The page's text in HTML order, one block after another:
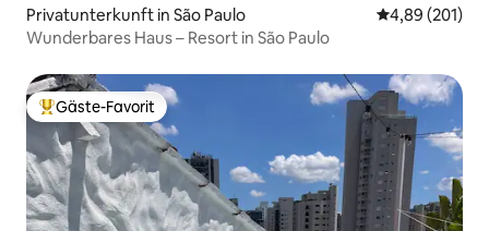
Privatunterkunft in São Paulo
4,89 (201)
Wunderbares Haus – Resort in São Paulo
Beliebter Gäste-Favorit.
Gäste-Favorit